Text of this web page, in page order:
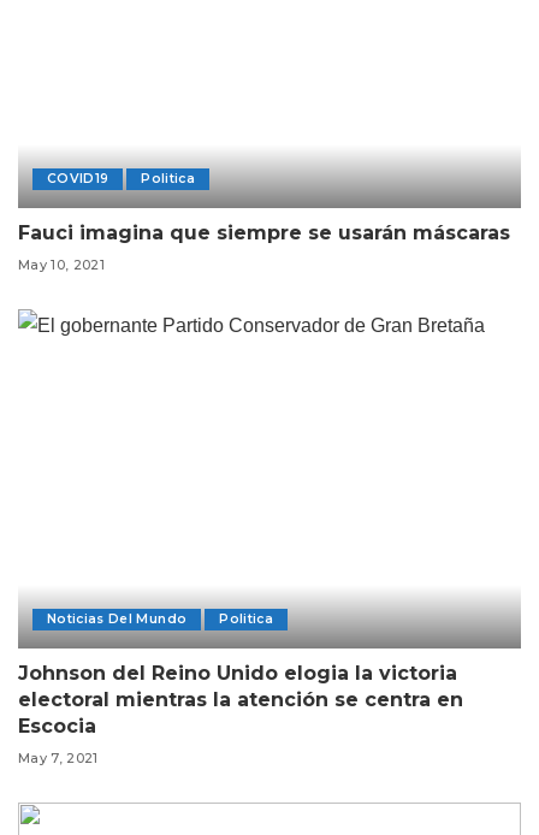
COVID19 Politica
Fauci imagina que siempre se usarán máscaras
May 10, 2021
Noticias Del Mundo Politica
Johnson del Reino Unido elogia la victoria
electoral mientras la atención se centra en
Escocia
May 7, 2021